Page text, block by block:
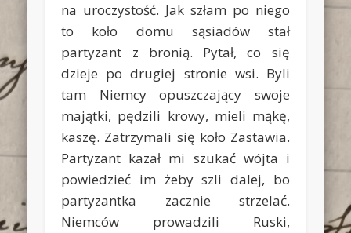
na uroczystość. Jak szłam po niego
to koło domu sąsiadów stał
partyzant z bronią. Pytał, co się
dzieje po drugiej stronie wsi. Byli
tam Niemcy opuszczający swoje
majątki, pędzili krowy, mieli mąkę,
kaszę. Zatrzymali się koło Zastawia.
Partyzant kazał mi szukać wójta i
powiedzieć im żeby szli dalej, bo
partyzantka zacznie strzelać.
Niemców prowadzili Ruski,